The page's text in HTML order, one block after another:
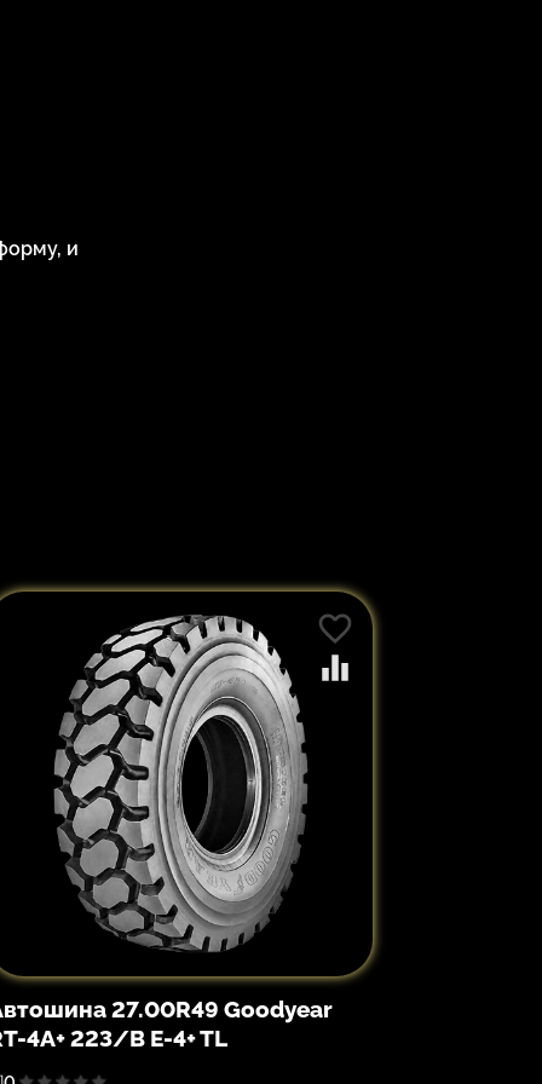
и
27.00R49 Goodyear
4A+ 223/B E-4+ TL